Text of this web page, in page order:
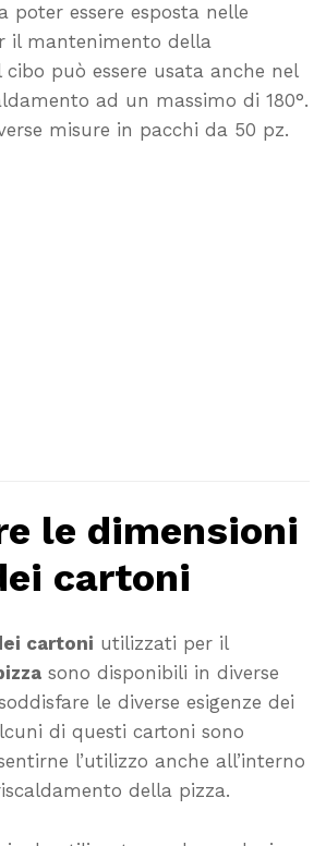
poter essere esposta nelle
il mantenimento della
può essere usata anche nel
ad un massimo di 180°.
misure in pacchi da 50 pz.
le dimensioni
cartoni
cartoni utilizzati per il
sono disponibili in diverse
le diverse esigenze dei
di questi cartoni sono
l’utilizzo anche all’interno
della pizza.